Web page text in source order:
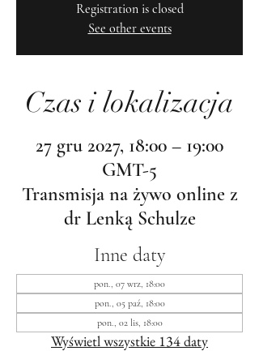
Registration is closed
See other events
Czas i lokalizacja
27 gru 2027, 18:00 – 19:00
GMT-5
Transmisja na żywo online z
dr Lenką Schulze
Inne daty
pon., 07 wrz, 18:00
pon., 05 paź, 18:00
pon., 02 lis, 18:00
Wyświetl wszystkie 134 daty